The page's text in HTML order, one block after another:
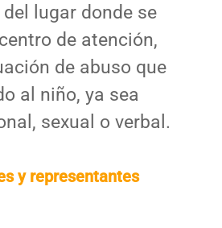
lugar donde se
de atención,
de abuso que
al niño, ya sea
sexual o verbal.
y representantes